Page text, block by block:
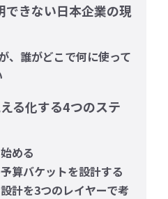
きない日本企業の現
、誰がどこで何に使って
る化する4つのステ
める
算バケットを設計する
計を3つのレイヤーで考